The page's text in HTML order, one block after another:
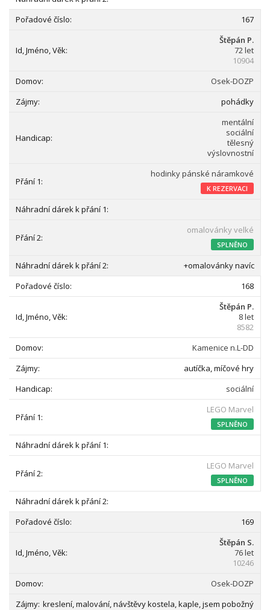
167
Štěpán P.
72 let
10904
Osek-DOZP
pohádky
mentální
sociální
tělesný
výslovnostní
hodinky pánské náramkové
K REZERVACI
omalovánky velké
SPLNĚNO
+omalovánky navíc
168
Štěpán P.
8 let
8582
Kamenice n.L-DD
autíčka, míčové hry
sociální
LEGO Marvel
SPLNĚNO
LEGO Marvel
SPLNĚNO
169
Štěpán S.
76 let
10246
Osek-DOZP
kreslení, malování, návštěvy kostela, kaple, jsem pobožný